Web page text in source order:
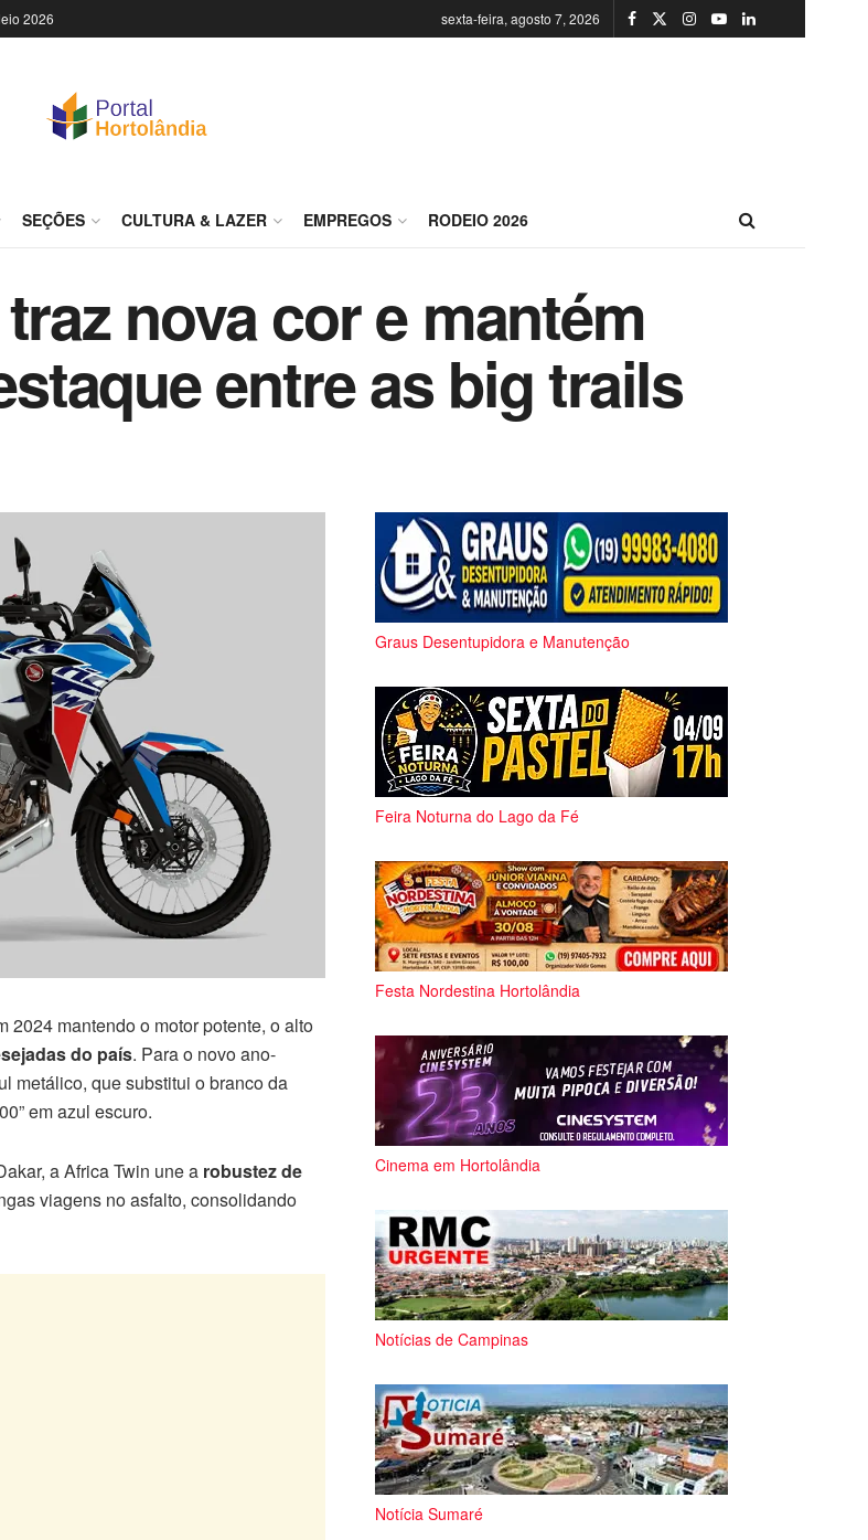
2026 sexta-feira, agosto 7, 2026
SEÇÕES CULTURA & LAZER EMPREGOS RODEIO 2026
nova cor e mantém
entre as big trails
2024 mantendo o motor potente, o alto
do país. Para o novo ano-
metálico, que substitui o branco da
em azul escuro.
a Africa Twin une a robustez de
viagens no asfalto, consolidando
Graus Desentupidora e Manutenção
Feira Noturna do Lago da Fé
Festa Nordestina Hortolândia
Cinema em Hortolândia
Notícias de Campinas
Notícia Sumaré